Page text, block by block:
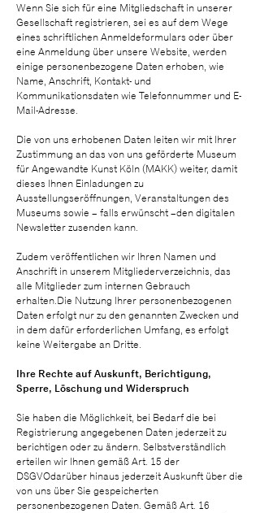
Wenn Sie sich für eine Mitgliedschaft in unserer
Gesellschaft registrieren, sei es auf dem Wege
eines schriftlichen Anmeldeformulars oder über
eine Anmeldung über unsere Website, werden
einige personenbezogene Daten erhoben, wie
Name, Anschrift, Kontakt- und
Kommunikationsdaten wie Telefonnummer und E-
Mail-Adresse.
Die von uns erhobenen Daten leiten wir mit Ihrer
Zustimmung an das von uns geförderte Museum
für Angewandte Kunst Köln (MAKK) weiter, damit
dieses Ihnen Einladungen zu
Ausstellungseröffnungen, Veranstaltungen des
Museums sowie – falls erwünscht –den digitalen
Newsletter zusenden kann.
Zudem veröffentlichen wir Ihren Namen und
Anschrift in unserem Mitgliederverzeichnis, das
alle Mitglieder zum internen Gebrauch
erhalten.Die Nutzung Ihrer personenbezogenen
Daten erfolgt nur zu den genannten Zwecken und
in dem dafür erforderlichen Umfang, es erfolgt
keine Weitergabe an Dritte.
Ihre Rechte auf Auskunft, Berichtigung,
Sperre, Löschung und Widerspruch
Sie haben die Möglichkeit, bei Bedarf die bei
Registrierung angegebenen Daten jederzeit zu
berichtigen oder zu ändern. Selbstverständlich
erteilen wir Ihnen gemäß Art. 15 der
DSGVOdarüber hinaus jederzeit Auskunft über die
von uns über Sie gespeicherten
personenbezogenen Daten. Gemäß Art. 16